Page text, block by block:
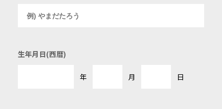
生年月日(西暦)
年 月 日